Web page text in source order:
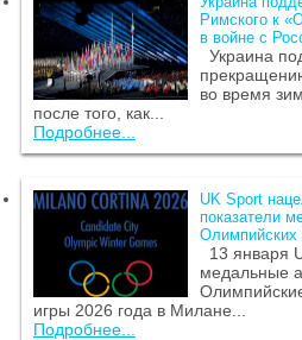
Римского к
в войне с
Украина
во время
после того, как...
Подробнее...
UK Sport
показатели
13 января
медальные
игры 2026 года в Милане...
Подробнее...